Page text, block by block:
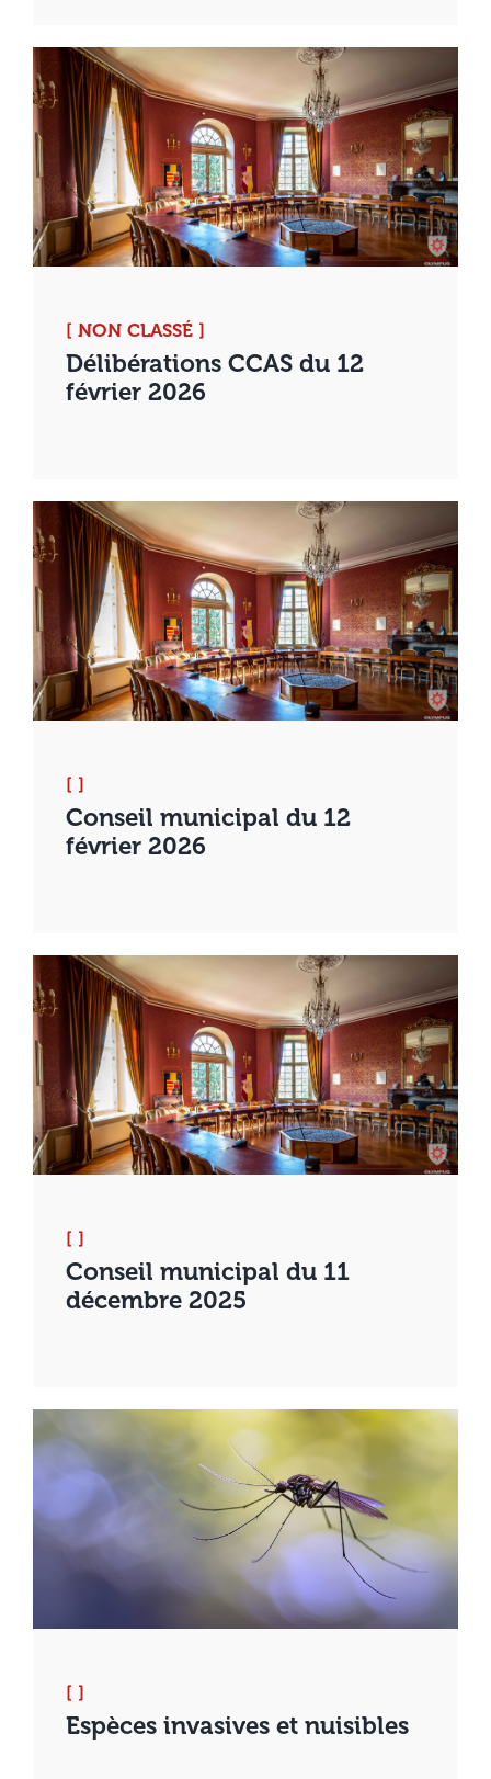
[ NON CLASSÉ ]
Délibérations CCAS du 12
février 2026
[ ]
Conseil municipal du 12
février 2026
[ ]
Conseil municipal du 11
décembre 2025
[ ]
Espèces invasives et nuisibles